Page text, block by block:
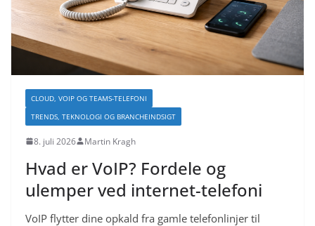
CLOUD, VOIP OG TEAMS-TELEFONI
TRENDS, TEKNOLOGI OG BRANCHEINDSIGT
8. juli 2026 Martin Kragh
Hvad er VoIP? Fordele og
ulemper ved internet-telefoni
VoIP flytter dine opkald fra gamle telefonlinjer til